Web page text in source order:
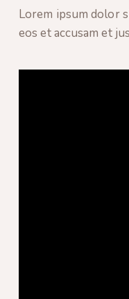
Lorem ipsum dolor
eos et accusam et